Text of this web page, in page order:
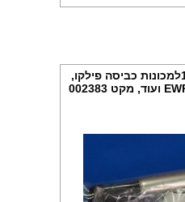
סט בולמים קצר 120Nלמכונות כביסה פילקו,